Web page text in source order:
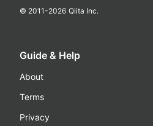
© 2011-2026 Qiita Inc.
Guide & Help
About
Terms
Privacy